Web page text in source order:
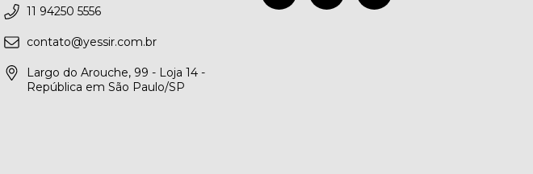
11 94250 5556
contato@yessir.com.br
Largo do Arouche, 99 - Loja 14 -
República em São Paulo/SP